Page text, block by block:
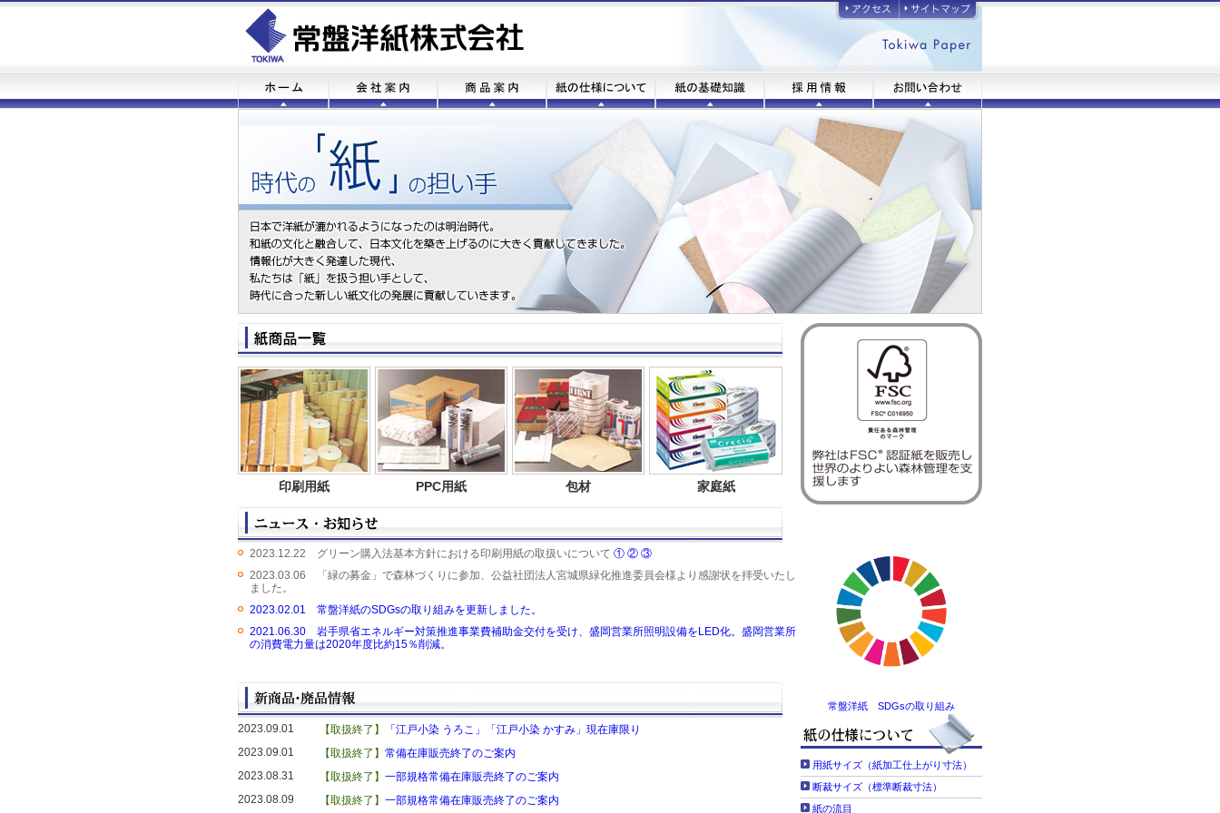
印刷用紙 PPC用紙 包材 家庭紙
2023.12.22 グリーン購入法基本方針における印刷用紙の取扱いについて ① ② ③
2023.03.06 「緑の募金」で森林づくりに参加、公益社団法人宮城県緑化推進委員会様より感謝状を拝受いたし
ました。
2023.02.01 常盤洋紙のSDGsの取り組みを更新しました。
2021.06.30 岩手県省エネルギー対策推進事業費補助金交付を受け、盛岡営業所照明設備をLED化。盛岡営業所
の消費電力量は2020年度比約15％削減。
2023.09.01 【取扱終了】
「江戸小染 うろこ」「江戸小染 かすみ」現在庫限り
2023.09.01
【取扱終了】 常備在庫販売終了のご案内
2023.08.31
【取扱終了】 一部規格常備在庫販売終了のご案内
2023.08.09
【取扱終了】 一部規格常備在庫販売終了のご案内
常盤洋紙 SDGsの取り組み
用紙サイズ（紙加工仕上がり寸法）
断裁サイズ（標準断裁寸法）
紙の流目